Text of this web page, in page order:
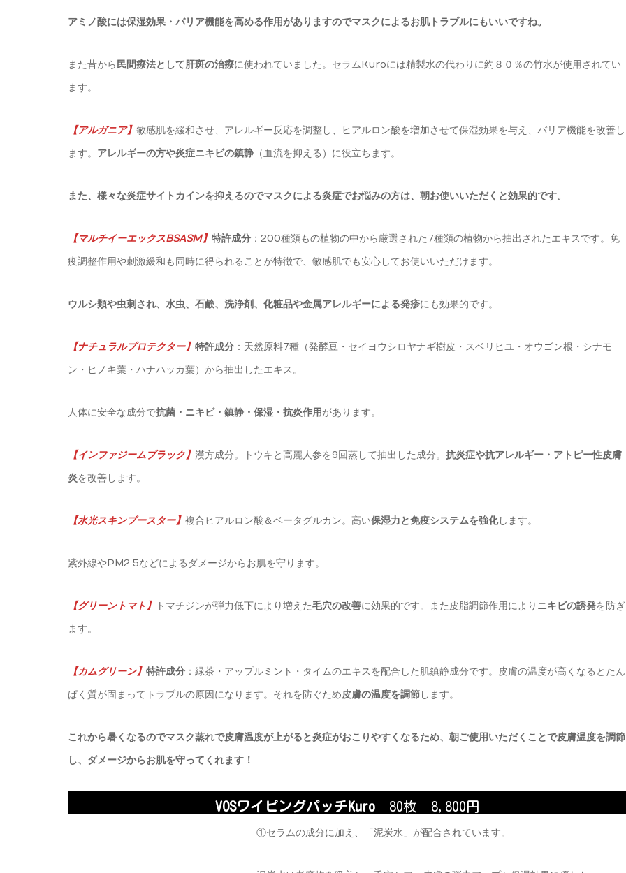
アミノ酸には保湿効果・バリア機能を高める作用がありますのでマスクによるお肌トラブルにもいいですね。
また昔から 民間療法として肝斑の治療に使われていました。セラムKuroには精製水の代わりに約８０％の竹水が使用されてい
ます。
【アルガニア】 敏感肌を緩和させ、アレルギー反応を調整し、ヒアルロン酸を増加させて保湿効果を与え、バリア機能を改善し
ます。 アレルギーの方や炎症ニキビの鎮静 （血流を抑える）に役立ちます。
また、様々な炎症サイトカインを抑えるのでマスクによる炎症でお悩みの方は、朝お使いいただくと効果的です。
【マルチイーエックスBSASM】 特許成分 ：200種類もの植物の中から厳選された7種類の植物から抽出されたエキスです。免
疫調整作用や刺激緩和も同時に得られることが特徴で、敏感肌でも安心してお使いいただけます。
ウルシ類や虫刺され、水虫、石鹸、洗浄剤、化粧品や金属アレルギーによる発疹にも効果的です。
【ナチュラルプロテクター】 特許成分 ：天然原料7種（発酵豆・セイヨウシロヤナギ樹皮・スベリヒユ・オウゴン根・シナモ
ン・ヒノキ葉・ハナハッカ葉）から抽出したエキス。
人体に安全な成分で抗菌・ニキビ・鎮静・保湿・抗炎作用があります。
【インファジームブラック】 漢方成分。トウキと高麗人参を9回蒸して抽出した成分。 抗炎症や抗アレルギー・アトピー性皮膚
炎を改善します。
【水光スキンブースター】 複合ヒアルロン酸＆ベータグルカン。高い保湿力と免疫システムを強化します。
紫外線やPM2.5などによるダメージからお肌を守ります。
【グリーントマト 】 トマチジンが弾力低下により増えた毛穴の改善に効果的です。また皮脂調節作用により ニキビの誘発を防ぎ
ます。
【カムグリーン】 特許成分 ：緑茶・アップルミント・タイムのエキスを配合した肌鎮静成分です。皮膚の温度が高くなるとたん
ぱく質が固まってトラブルの原因になります。それを防ぐため皮膚の温度を調節します。
これから暑くなるのでマスク蒸れで皮膚温度が上がると炎症がおこりやすくなるため、朝ご使用いただくことで皮膚温度を調節
し、ダメージからお肌を守ってくれます！
VOSワイピングパッチKuro80枚 8,800円
①セラムの成分に加え、「泥炭水」が配合されています。